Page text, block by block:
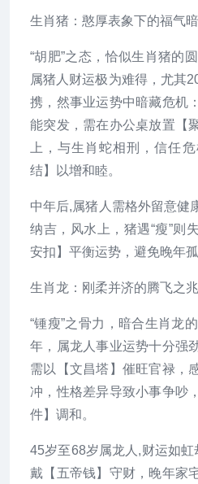
生肖猪：憨厚表象下的福气
“胡肥”之态，恰似生肖猪的
属猪人财运极为难得，尤其
携，然事业运势中暗藏危机
能突发，需在办公桌放置【
上，与生肖蛇相刑，信任
结】以增和睦。
中年后,属猪人需格外留意健
纳吉，风水上，猪遇“瘦”则
安扣】平衡运势，避免晚年孤
生肖龙：刚柔并济的腾飞之兆
“锺瘦”之骨力，暗合生肖龙
年，属龙人事业运势十分强
需以【文昌塔】催旺官禄，
冲，性格差异导致小事争吵
件】调和。
45岁至68岁属龙人,财运如虹
戴【五帝钱】守财，晚年家